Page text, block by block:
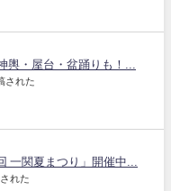
輿・屋台・盆踊りも！...
された
一関夏まつり」開催中...
れた